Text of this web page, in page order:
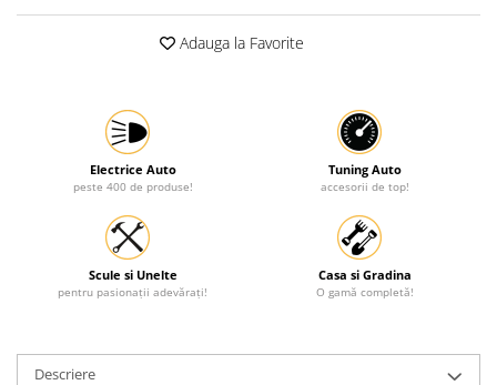
Suport auto
Suport motocicleta
Tunuri de caldura si aeroteme
Utilaje constructie
Adauga la Favorite
Electrice Auto
peste 400 de produse!
Tuning Auto
accesorii de top!
Scule si Unelte
pentru pasionații adevărați!
Casa si Gradina
O gamă completă!
Descriere